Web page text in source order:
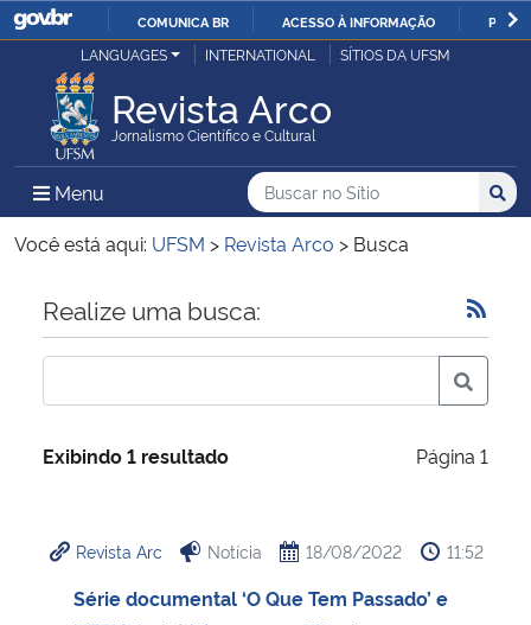
IR
O
COMUNICA BR ACESSO À INFORMAÇÃO
Ministério da Justiça e Segurança Pública
Ministério da Defesa
Ministério das Relações Exteriores
Ministério da Economia
Ministério da Infraestrutura
Ministério da Cidadania
LANGUAGES INTERNATIONAL SÍTIOS DA UFSM
Revista Arco
Jornalismo Científico e Cultural
Menu Menu Principal do Sítio
Busca
Buscar no no Sítio
Busca:
Você está aqui: UFSM > Revista Arco > Busca
Início do conteúdo
Realize uma busca:
Exibindo 1 resultado Página 1
Revista Arc Notícia 18/08/2022 11:52
Série documental ‘O Que Tem Passado’ e